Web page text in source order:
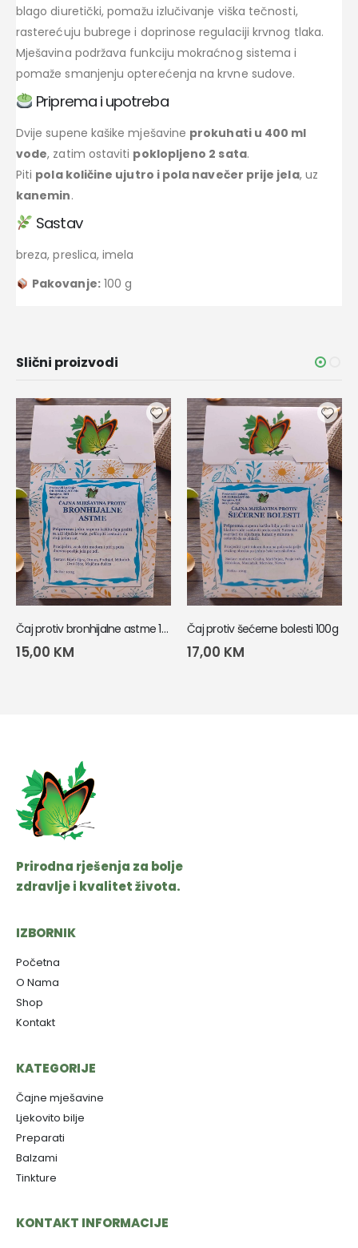
blago diuretički, pomažu izlučivanje viška tečnosti,
rasterećuju bubrege i doprinose regulaciji krvnog tlaka.
Mješavina podržava funkciju mokraćnog sistema i
pomaže smanjenju opterećenja na krvne sudove.
Priprema i upotreba
Dvije supene kašike mješavine prokuhati u 400 ml
vode, zatim ostaviti poklopljeno 2 sata.
Piti pola količine ujutro i pola navečer prije jela, uz
kanemin.
Sastav
breza, preslica, imela
Pakovanje:100 g
Slični proizvodi
Čaj protiv bronhijalne astme 100g
15,00 KM
Čaj protiv šećerne bolesti 100g
17,00 KM
Prirodna rješenja za bolje
zdravlje i kvalitet života.
IZBORNIK
Početna
O Nama
Shop
Kontakt
KATEGORIJE
Čajne mješavine
Ljekovito bilje
Preparati
Balzami
Tinkture
KONTAKT INFORMACIJE